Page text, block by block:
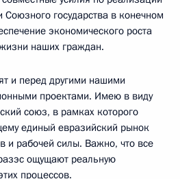
государства в конечном
экономического роста
наших граждан.
и перед другими нашими
проектами. Имею в виду
союз, в рамках которого
единый евразийский рынок
и рабочей силы. Важно, что все
ощущают реальную
процессов.